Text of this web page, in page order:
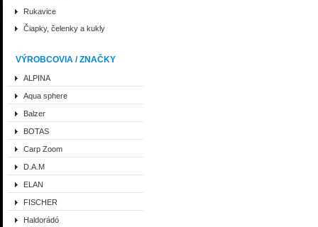
Rukavice
Čiapky, čelenky a kukly
VÝROBCOVIA / ZNAČKY
ALPINA
Aqua sphere
Balzer
BOTAS
Carp Zoom
D.A.M
ELAN
FISCHER
Haldorádó